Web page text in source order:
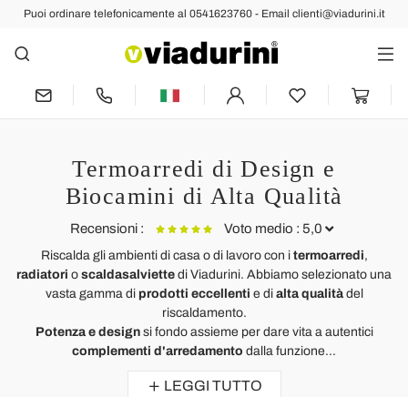
Puoi ordinare telefonicamente al 0541623760 - Email clienti@viadurini.it
Termoarredi di Design e
Biocamini di Alta Qualità
Recensioni : Voto medio : 5,0
Termoarredo elettrico design moderno personalizzabile con foto
Il vostro termoarredo elettrico è perfetto. Ottima qualità di materiali e di
grafica con la foto inviata. Consegna puntuale ed accurata grazie alla
Riscalda gli ambienti di casa o di lavoro con i termoarredi,
radiatori o scaldasalviette di Viadurini. Abbiamo selezionato una
vasta gamma di prodotti eccellenti e di alta qualitàdel
riscaldamento.
Potenza e designsi fondo assieme per dare vita a autentici
complementi d'arredamento dalla funzione...
LEGGI TUTTO